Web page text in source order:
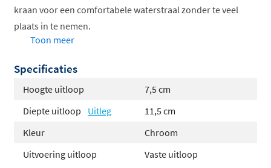
kraan voor een comfortabele waterstraal zonder te veel
plaats in te nemen.
J-vormige uitloop voor optimaal comfort
Hoogwaardig messing binnenwerk
Voorzien van Belgaqua keurmerk
Inclusief rozetten voor nette afwerking
Tijdloos design in meerdere kleuren
Toon meer
Specificaties
Hoogte uitloop
7,5 cm
Diepte uitloop
Uitleg
11,5 cm
Kleur
Chroom
Uitvoering uitloop
Vaste uitloop